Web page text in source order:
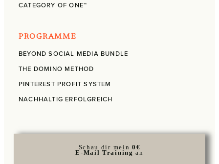
CATEGORY OF ONE™
PROGRAMME
BEYOND SOCIAL MEDIA BUNDLE
THE DOMINO METHOD
PINTEREST PROFIT SYSTEM
NACHHALTIG ERFOLGREICH
Schau dir mein0€
E-Mail Training an